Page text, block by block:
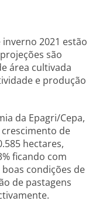
2021 estão
são
área cultivada
e produção
da Epagri/Cepa,
crescimento de
hectares,
ficando com
condições de
de pastagens